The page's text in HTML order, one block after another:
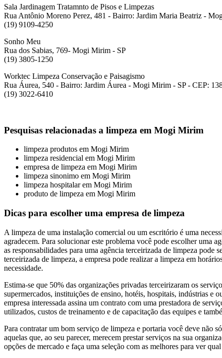
Sala Jardinagem Tratamnto de Pisos e Limpezas
Rua Antônio Moreno Perez, 481 - Bairro: Jardim Maria Beatriz -
(19) 9109-4250
Sonho Meu
Rua dos Sabias, 769- Mogi Mirim - SP
(19) 3805-1250
Worktec Limpeza Conservação e Paisagismo
Rua Áurea, 540 - Bairro: Jardim Áurea - Mogi Mirim - SP - CEP:
(19) 3022-6410
Pesquisas relacionadas a limpeza em Mogi Mirim
limpeza produtos em Mogi Mirim
limpeza residencial em Mogi Mirim
empresa de limpeza em Mogi Mirim
limpeza sinonimo em Mogi Mirim
limpeza hospitalar em Mogi Mirim
produto de limpeza em Mogi Mirim
Dicas para escolher uma empresa de limpeza
A limpeza de uma instalação comercial ou um escritório é uma
agradecem. Para solucionar este problema você pode escolher uma
as responsabilidades para uma agência terceirizada de limpeza pode
terceirizada de limpeza, a empresa pode realizar a limpeza em
necessidade.
Estima-se que 50% das organizações privadas terceirizaram os
supermercados, instituições de ensino, hotéis, hospitais, indústrias e
empresa interessada assina um contrato com uma prestadora de
utilizados, custos de treinamento e de capacitação das equipes e
Para contratar um bom serviço de limpeza e portaria você deve não
aquelas que, ao seu parecer, merecem prestar serviços na sua
opções de mercado e faça uma seleção com as melhores para ver